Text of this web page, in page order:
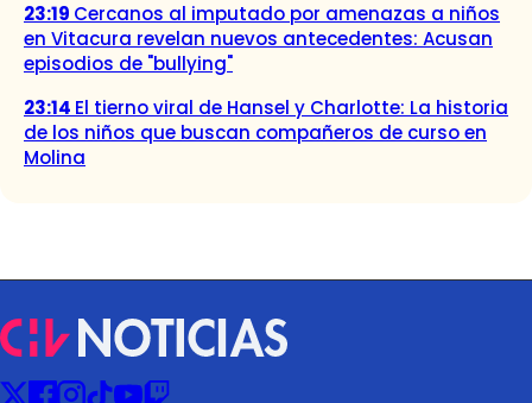
23:19 Cercanos al imputado por amenazas a niños
en Vitacura revelan nuevos antecedentes: Acusan
episodios de "bullying"
23:14 El tierno viral de Hansel y Charlotte: La historia
de los niños que buscan compañeros de curso en
Molina